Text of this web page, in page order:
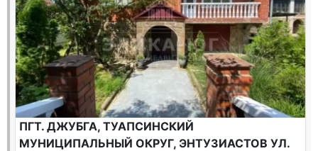
ПГТ. ДЖУБГА, ТУАПСИНСКИЙ
МУНИЦИПАЛЬНЫЙ ОКРУГ, ЭНТУЗИАСТОВ УЛ.